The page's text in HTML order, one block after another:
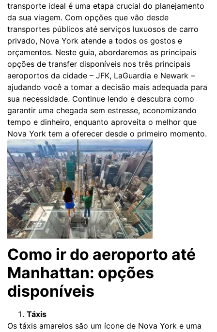
transporte ideal é uma etapa crucial do planejamento
da sua viagem. Com opções que vão desde
transportes públicos até serviços luxuosos de carro
privado, Nova York atende a todos os gostos e
orçamentos. Neste guia, abordaremos as principais
opções de transfer disponíveis nos três principais
aeroportos da cidade – JFK, LaGuardia e Newark –
ajudando você a tomar a decisão mais adequada para
sua necessidade. Continue lendo e descubra como
garantir uma chegada sem estresse, economizando
tempo e dinheiro, enquanto aproveita o melhor que
Nova York tem a oferecer desde o primeiro momento.
Como ir do aeroporto até
Manhattan: opções
disponíveis
Táxis
Os táxis amarelos são um ícone de Nova York e uma